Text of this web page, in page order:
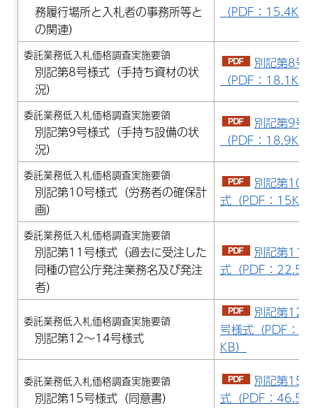
務履行場所と入札者の事務所等と
の関連）
（PDF：15.4KB
委託業務低入札価格調査実施要領
別記第8号様式（手持ち資材の状
況）
別記第8号
（PDF：18.1KB
委託業務低入札価格調査実施要領
別記第9号様式（手持ち設備の状
況）
別記第9号
（PDF：18.9KB
委託業務低入札価格調査実施要領
別記第10号様式（労務者の確保計
画）
別記第10
式（PDF：15KB
委託業務低入札価格調査実施要領
別記第11号様式（過去に受注した
同種の官公庁発注業務名及び発注
者）
別記第11
式（PDF：
委託業務低入札価格調査実施要領
別記第12～14号様式
別記第12
号様式（PDF：
KB）
委託業務低入札価格調査実施要領
別記第15号様式（同意書）
別記第15
式（PDF：